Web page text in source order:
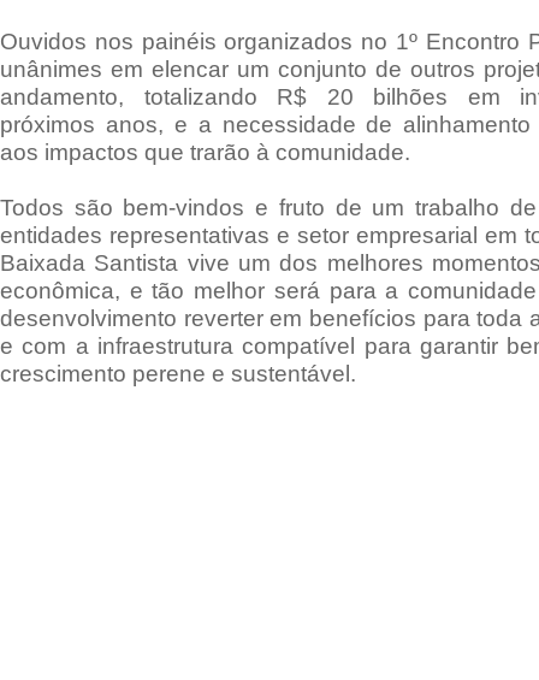
Ouvidos nos painéis organizados no 1º Encontro
unânimes em elencar um conjunto de outros
andamento, totalizando R$ 20 bilhões em
próximos anos, e a necessidade de alinhamento
aos impactos que trarão à comunidade.
Todos são bem-vindos e fruto de um trabalho
entidades representativas e setor empresarial em
Baixada Santista vive um dos melhores
econômica, e tão melhor será para a
desenvolvimento reverter em benefícios para toda
e com a infraestrutura compatível para garantir
crescimento perene e sustentável.